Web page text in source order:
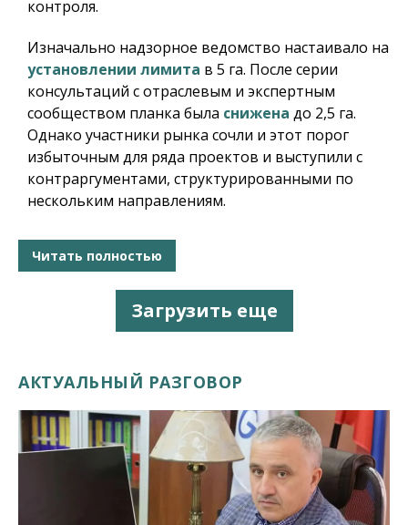
контроля.
Изначально надзорное ведомство настаивало на
установлении лимита в 5 га. После серии
консультаций с отраслевым и экспертным
сообществом планка была снижена до 2,5 га.
Однако участники рынка сочли и этот порог
избыточным для ряда проектов и выступили с
контраргументами, структурированными по
нескольким направлениям.
Читать полностью
Загрузить еще
АКТУАЛЬНЫЙ РАЗГОВОР